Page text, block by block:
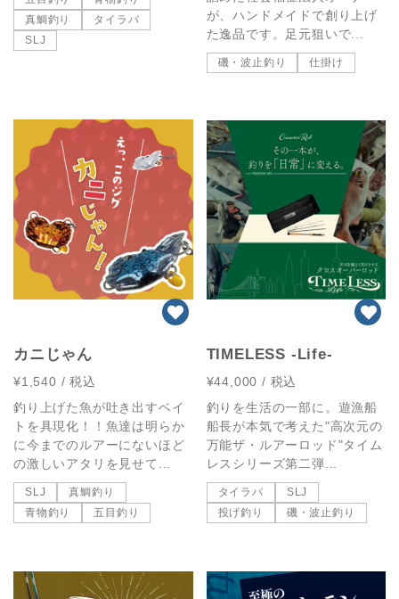
真鯛釣り
タイラバ
SLJ
が、ハンドメイドで創り上げ
た逸品です。足元狙いで...
磯・波止釣り 仕掛け
カニじゃん
¥1,540 / 税込
釣り上げた魚が吐き出すベイ
トを具現化！！魚達は明らか
に今までのルアーにないほど
の激しいアタリを見せて...
SLJ
真鯛釣り
青物釣り
五目釣り
TIMELESS -Life-
¥44,000 / 税込
釣りを生活の一部に。遊漁船
船長が本気で考えた"高次元の
万能ザ・ルアーロッド"タイム
レスシリーズ第二弾...
タイラバ
SLJ
投げ釣り
磯・波止釣り